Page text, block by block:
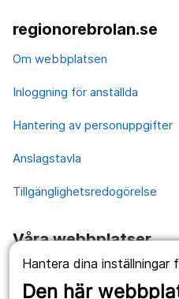
Hantera dina inställningar
Den här
regionorebrolan.se
Om webbplatsen
Inloggning för anställda
Hantering av personuppgifter
Anslagstavla
Tillgänglighetsredogörelse
Våra webbplatser
1177.se